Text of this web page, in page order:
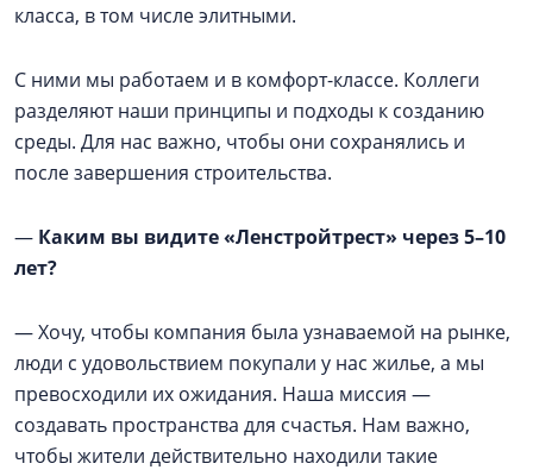
класса, в том числе элитными.
С ними мы работаем и в комфорт-классе. Коллеги
разделяют наши принципы и подходы к созданию
среды. Для нас важно, чтобы они сохранялись и
после завершения строительства.
— Каким вы видите «Ленстройтрест» через 5–10
лет?
— Хочу, чтобы компания была узнаваемой на рынке,
люди с удовольствием покупали у нас жилье, а мы
превосходили их ожидания. Наша миссия —
создавать пространства для счастья. Нам важно,
чтобы жители действительно находили такие